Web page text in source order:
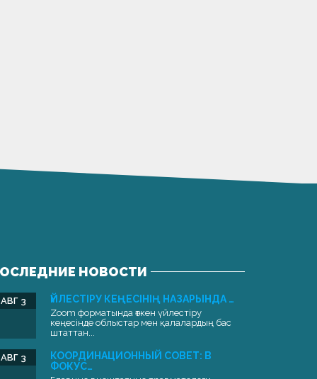
НОВОСТИ
ҮЙЛЕСТІРУ КЕҢЕСІНІҢ НАЗАРЫНДА …
АВГ 3
Zoom форматында өткен үйлестіру
кеңесінде облыстар мен қалалардың бас
штаттан...
КООРДИНАЦИОННЫЙ СОВЕТ: В
ФОКУС…
АВГ 3